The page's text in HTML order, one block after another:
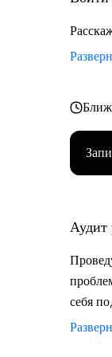
• Дам
плюсы-
новых
Кому
•
OPS,
Аудит
себя